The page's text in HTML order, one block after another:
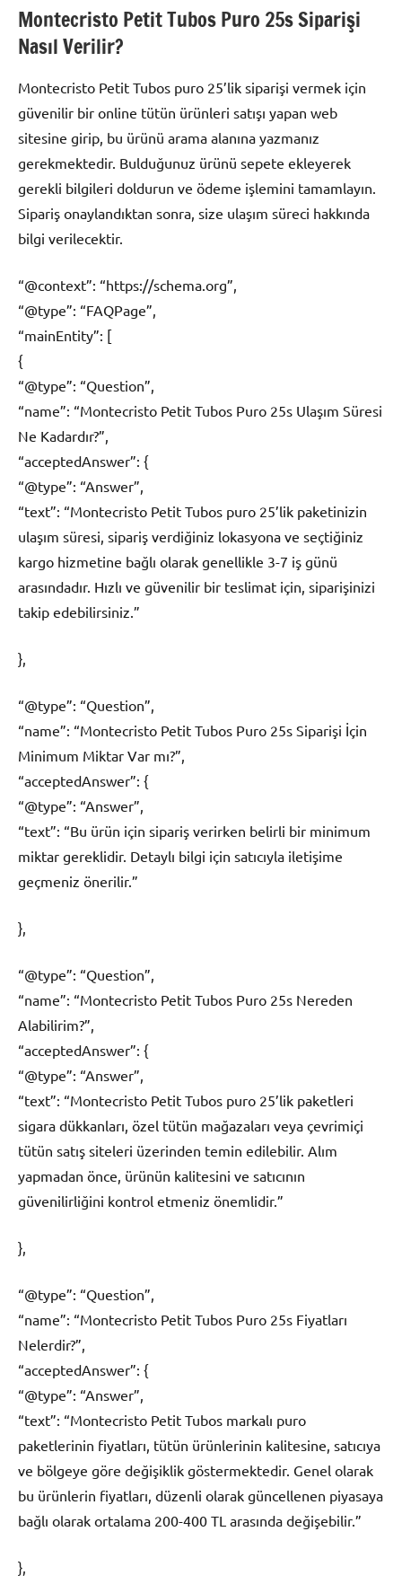
Montecristo Petit Tubos Puro 25s Siparişi
Nasıl Verilir?
Montecristo Petit Tubos puro 25’lik siparişi vermek için
güvenilir bir online tütün ürünleri satışı yapan web
sitesine girip, bu ürünü arama alanına yazmanız
gerekmektedir. Bulduğunuz ürünü sepete ekleyerek
gerekli bilgileri doldurun ve ödeme işlemini tamamlayın.
Sipariş onaylandıktan sonra, size ulaşım süreci hakkında
bilgi verilecektir.
“@context”: “https://schema.org”,
“@type”: “FAQPage”,
“mainEntity”: [
{
“@type”: “Question”,
“name”: “Montecristo Petit Tubos Puro 25s Ulaşım Süresi
Ne Kadardır?”,
“acceptedAnswer”: {
“@type”: “Answer”,
“text”: “Montecristo Petit Tubos puro 25’lik paketinizin
ulaşım süresi, sipariş verdiğiniz lokasyona ve seçtiğiniz
kargo hizmetine bağlı olarak genellikle 3-7 iş günü
arasındadır. Hızlı ve güvenilir bir teslimat için, siparişinizi
takip edebilirsiniz.”
},
“@type”: “Question”,
“name”: “Montecristo Petit Tubos Puro 25s Siparişi İçin
Minimum Miktar Var mı?”,
“acceptedAnswer”: {
“@type”: “Answer”,
“text”: “Bu ürün için sipariş verirken belirli bir minimum
miktar gereklidir. Detaylı bilgi için satıcıyla iletişime
geçmeniz önerilir.”
},
“@type”: “Question”,
“name”: “Montecristo Petit Tubos Puro 25s Nereden
Alabilirim?”,
“acceptedAnswer”: {
“@type”: “Answer”,
“text”: “Montecristo Petit Tubos puro 25’lik paketleri
sigara dükkanları, özel tütün mağazaları veya çevrimiçi
tütün satış siteleri üzerinden temin edilebilir. Alım
yapmadan önce, ürünün kalitesini ve satıcının
güvenilirliğini kontrol etmeniz önemlidir.”
},
“@type”: “Question”,
“name”: “Montecristo Petit Tubos Puro 25s Fiyatları
Nelerdir?”,
“acceptedAnswer”: {
“@type”: “Answer”,
“text”: “Montecristo Petit Tubos markalı puro
paketlerinin fiyatları, tütün ürünlerinin kalitesine, satıcıya
ve bölgeye göre değişiklik göstermektedir. Genel olarak
bu ürünlerin fiyatları, düzenli olarak güncellenen piyasaya
bağlı olarak ortalama 200-400 TL arasında değişebilir.”
},